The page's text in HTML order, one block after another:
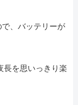
、バッテリーが
長を思いっきり楽